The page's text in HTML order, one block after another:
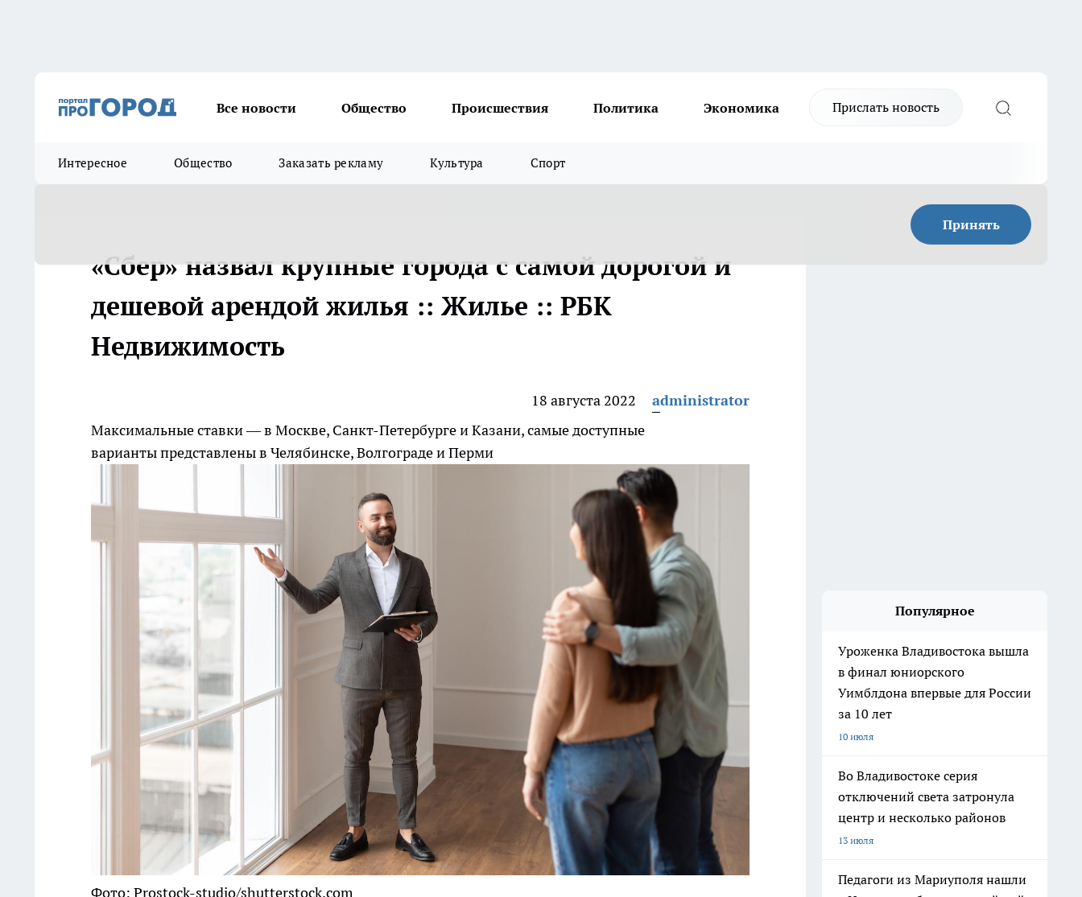
Все новости Общество Происшествия Политика Экономика Прислать новость
Интересное Общество Заказать рекламу Культура Спорт
Принять
«Сбер» назвал крупные города с самой дорогой и
дешевой арендой жилья :: Жилье :: РБК
Недвижимость
18 августа 2022
administrator
Максимальные ставки — в Москве, Санкт-Петербурге и Казани, самые доступные
варианты представлены в Челябинске, Волгограде и Перми
Фото: Prostock-studio/shutterstock.com
Популярное
Уроженка Владивостока вышла
в финал юниорского
Уимблдона впервые для России
за 10 лет
10 июля
Во Владивостоке серия
отключений света затронула
центр и несколько районов
13 июля
Педагоги из Мариуполя нашли